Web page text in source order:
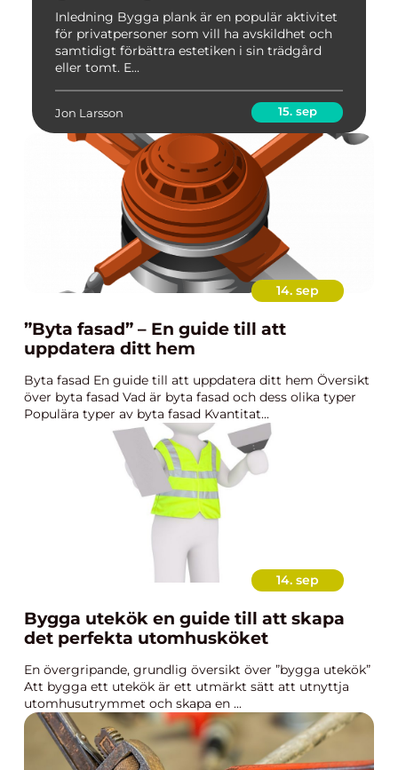
Inledning Bygga plank är en populär aktivitet
för privatpersoner som vill ha avskildhet och
samtidigt förbättra estetiken i sin trädgård
eller tomt. E...
Jon Larsson 15. sep
14. sep
”Byta fasad” – En guide till att
uppdatera ditt hem
Byta fasad En guide till att uppdatera ditt hem Översikt
över byta fasad Vad är byta fasad och dess olika typer
Populära typer av byta fasad Kvantitat...
14. sep
Bygga utekök en guide till att skapa
det perfekta utomhusköket
En övergripande, grundlig översikt över ”bygga utekök”
Att bygga ett utekök är ett utmärkt sätt att utnyttja
utomhusutrymmet och skapa en ...